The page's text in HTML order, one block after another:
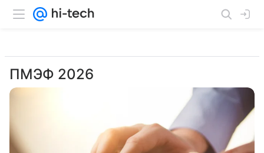
ПМЭФ 2026